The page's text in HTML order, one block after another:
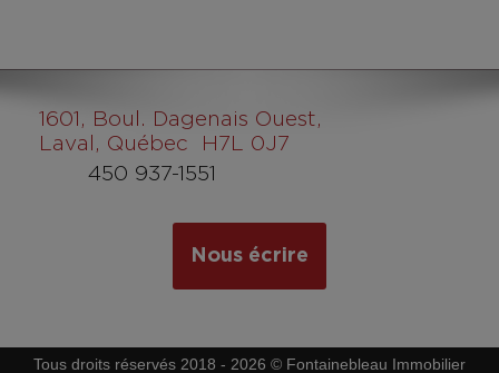
1601 , Boul. Dagenais Ouest,
Laval, Québec H7L 0J7
450 937-1551
Nous écrire
Tous droits réservés 2018 - 2026 © Fontainebleau Immobilier